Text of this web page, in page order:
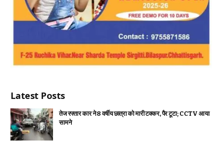
Latest Posts
तेज रफ्तार कार ने 8 वर्षीय छात्रा को मारी टक्कर, पैर टूटा; CCTV आया
सामने